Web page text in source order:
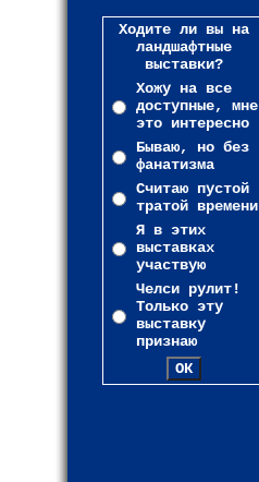
Ходите ли вы на
ландшафтные
выставки?
Хожу на все
доступные, мне
это интересно
Бываю, но без
фанатизма
Считаю пустой
тратой времени
Я в этих
выставках
участвую
Челси рулит!
Только эту
выставку
признаю